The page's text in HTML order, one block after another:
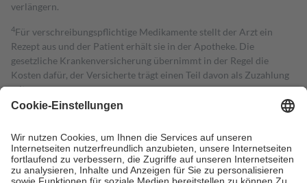
verlängern.
4Für verschreibungspflichtige Medikamente stellt der Arzt ein
Rezept aus und der Patient erhält sie in der Apotheke. Die
gesetzliche Krankenversicherung übernimmt in der Regel die
Kosten dafür, der Versicherte trägt einen Teil davon als Zuzahlung
mit.
Grundsätzlich leisten Mitglieder Zuzahlungen in Höhe von zehn
höchstens zehn Euro.
Es sind jedoch nie mehr als die tatsächlichen
Kosten der Leistung zu entrichten.
Diese Regeln gelten grundsätzlich auch für Online-Apotheken.
Bei Heilmitteln und häuslicher Krankenpflege beträgt die